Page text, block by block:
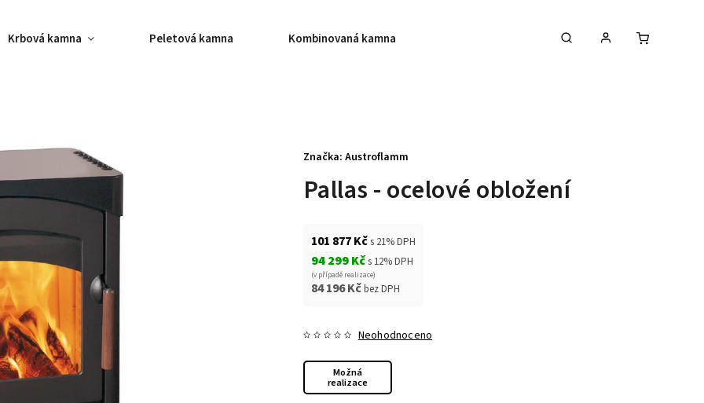
Krbová kamna Peletová kamna Kombinovaná kamna Akce na krbová kamna
Pallas - ocelové obložení
101 877 Kčs 21% DPH
94 299 Kčs 12% DPH
(v případě realizace)
84 196 Kčbez DPH
Možná
realizace
Neohodnoceno
Značka: Austroflamm